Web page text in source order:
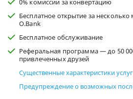
0% комиссии за конвертацию
Бесплатное открытие за
O.Bank
Бесплатное обслуживание
Реферальная программа — до 50
привлеченных друзей
Существенные характеристики
Предупреждение о возможных